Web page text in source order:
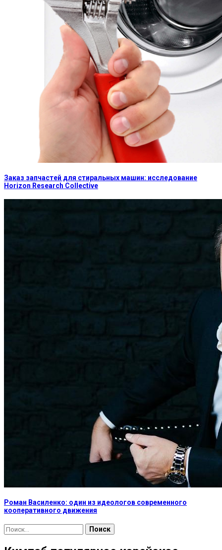
Заказ запчастей для стиральных машин: исследование
Horizon Research Collective
Роман Василенко: один из идеологов современного
кооперативного движения
Найти: